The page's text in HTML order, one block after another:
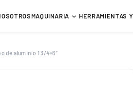
MAQUINARIA HERRAMIENTAS
de aluminio 1 3/4×6″